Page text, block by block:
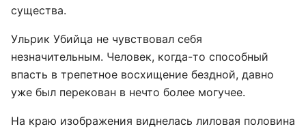
существа.
Ульрик Убийца не чувствовал себя
незначительным. Человек, когда-то способный
впасть в трепетное восхищение бездной, давно
уже был перекован в нечто более могучее.
На краю изображения виднелась лиловая половина